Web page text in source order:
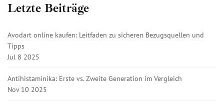
Letzte Beiträge
Avodart online kaufen: Leitfaden zu sicheren Bezugsquellen und
Tipps
Jul 8 2025
Antihistaminika: Erste vs. Zweite Generation im Vergleich
Nov 10 2025